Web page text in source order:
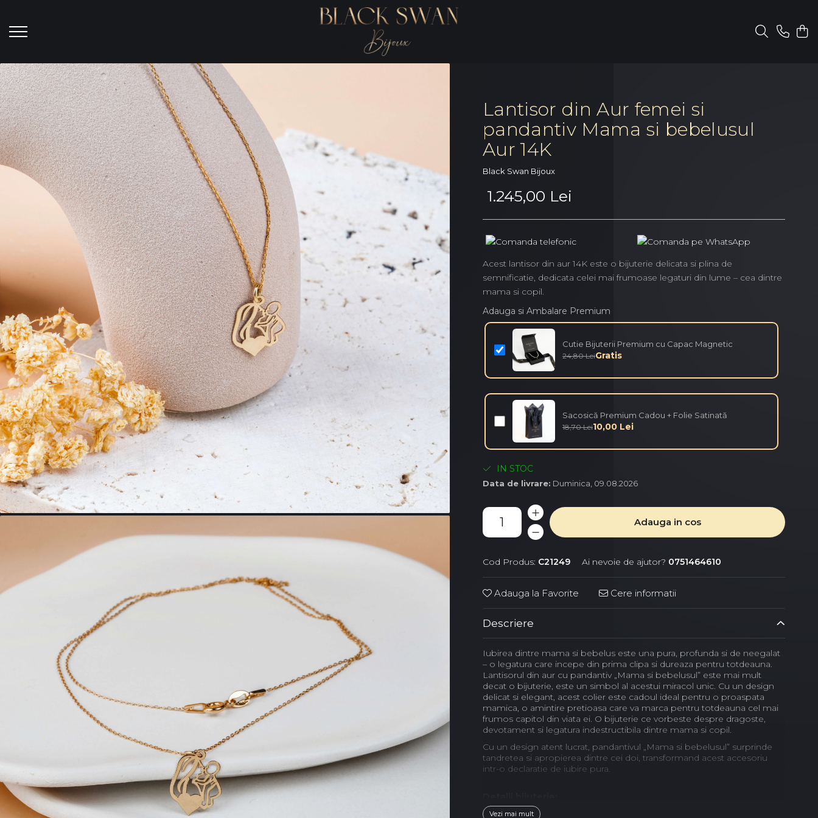
Lantisor din Aur femei si
pandantiv Mama si bebelusul
Aur 14K
Black Swan Bijoux
1.245,00 Lei
Acest lantisor din aur 14K este o bijuterie delicata si plina de
semnificatie, dedicata celei mai frumoase legaturi din lume – cea dintre
mama si copil.
Adauga si Ambalare Premium
Cutie Bijuterii Premium cu Capac Magnetic
24,80 LeiGratis
Sacosică Premium Cadou + Folie Satinată
18,70 Lei10,00 Lei
IN STOC
Data de livrare: Duminica, 09.08.2026
Adauga in cos
Cod Produs: C21249 Ai nevoie de ajutor? 0751464610
Adauga la Favorite Cere informatii
Descriere
Iubirea dintre mama si bebelus este una pura, profunda si de neegalat
– o legatura care incepe din prima clipa si dureaza pentru totdeauna.
Lantisorul din aur cu pandantiv „Mama si bebelusul” este mai mult
decat o bijuterie, este un simbol al acestui miracol unic. Cu un design
delicat si elegant, acest colier este cadoul ideal pentru o proaspata
mamica, o amintire pretioasa care va marca pentru totdeauna cel mai
frumos capitol din viata ei. O bijuterie ce vorbeste despre dragoste,
devotament si legatura indestructibila dintre mama si copil.
Cu un design atent lucrat, pandantivul „Mama si bebelusul” surprinde
tandretea si apropierea dintre cei doi, transformand acest accesoriu
intr-o declaratie de iubire pura.
Vezi mai mult